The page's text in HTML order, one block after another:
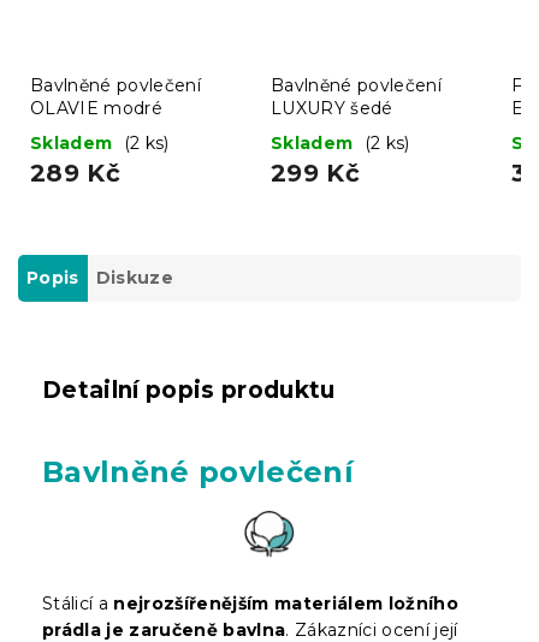
Bavlněné povlečení
OLAVIE modré
Skladem
(2 ks)
289 Kč
Bavlněné povlečení
LUXURY šedé
Skladem
(2 ks)
299 Kč
Popis Diskuze
Detailní popis produktu
Bavlněné povlečení
Stálicí a nejrozšířenějším materiálem ložního
prádla je zaručeně bavlna. Zákazníci ocení její